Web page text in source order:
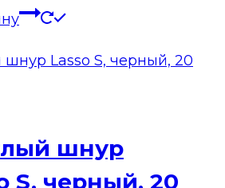
шнур
S, черный, 20